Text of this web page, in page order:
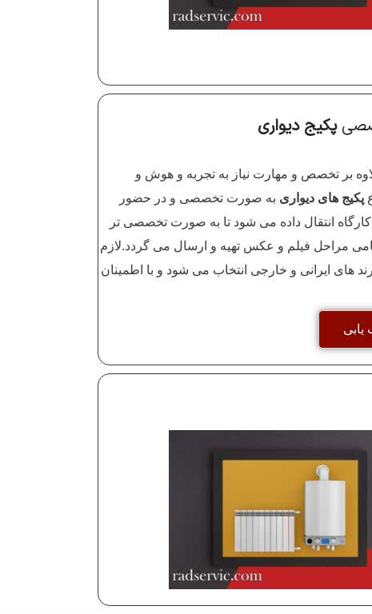
پکیج دیواری
بر تخصص و مهارت نیاز به تجربه و هوش و
پکیج های دیواری به صورت تخصصی و در حضور
انتقال داده می شود تا به صورت تخصصی تر
مراحل فیلم و عکس تهیه و ارسال می گردد.لازم
های ایرانی و خارجی انتخاب می شود و با اطمینان
یابی